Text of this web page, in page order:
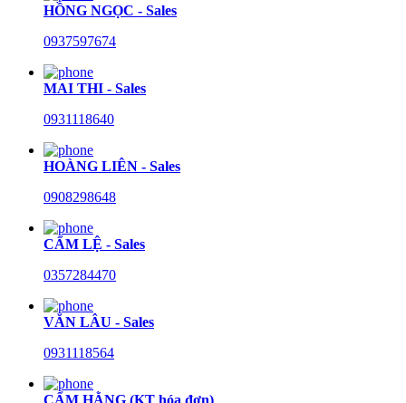
HỒNG NGỌC - Sales
0937597674
MAI THI - Sales
0931118640
HOÀNG LIÊN - Sales
0908298648
CẨM LỆ - Sales
0357284470
VĂN LÂU - Sales
0931118564
CẨM HẰNG (KT hóa đơn)